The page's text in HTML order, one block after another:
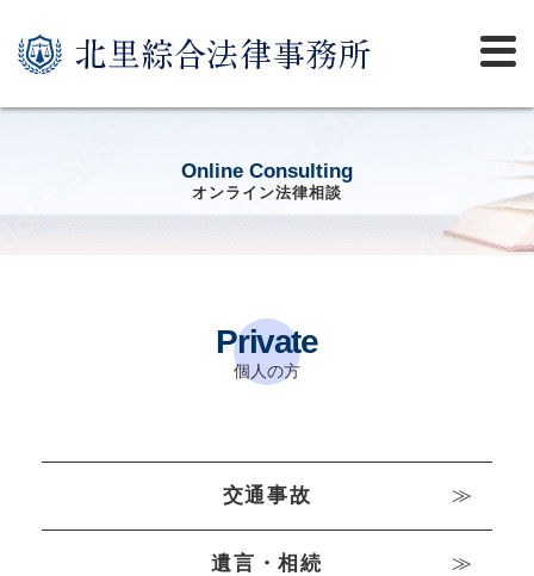
Online Consulting
オンライン法律相談
Private
個人の方
交通事故
遺言・相続